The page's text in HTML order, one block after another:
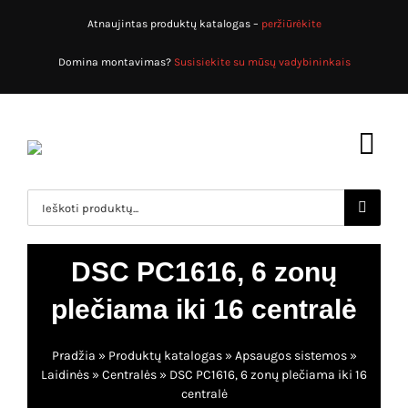
Atnaujintas produktų katalogas – peržiūrėkite
Domina montavimas? Susisiekite su mūsų vadybininkais
Pradžia
Produktų katalogas
Apsaugos sistemos
Priešgaisrinės sistemos
Apie mus
Paslaugos
Search
for:
DSC PC1616, 6 zonų
plečiama iki 16 centralė
Pradžia » Produktų katalogas» Apsaugos sistemos»
Laidinės » Centralės » DSC PC1616, 6 zonų plečiama iki 16
centralė